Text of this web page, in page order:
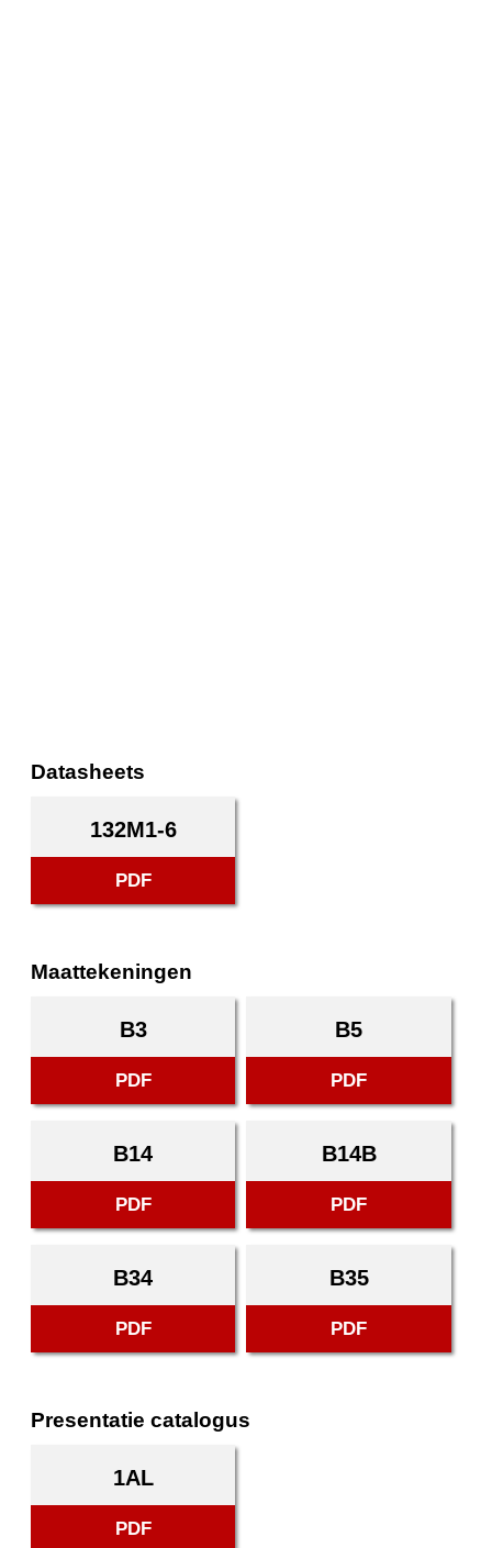
Datasheets
132M1-6
PDF
Maattekeningen
B3
PDF
B5
PDF
B14
PDF
B14B
PDF
B34
PDF
B35
PDF
Presentatie catalogus
1AL
PDF